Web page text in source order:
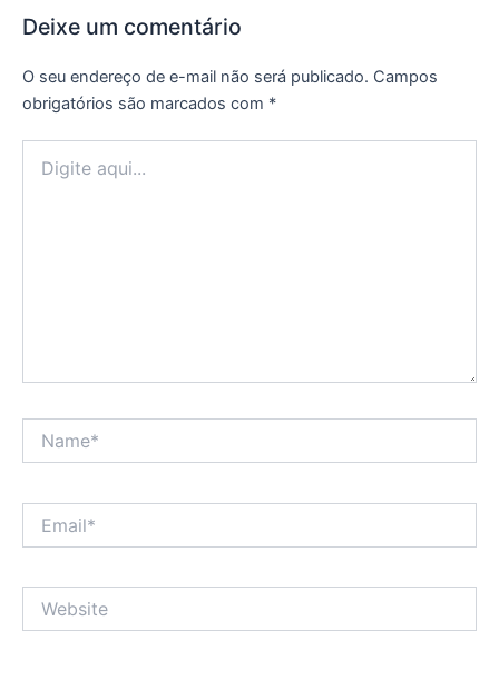
Deixe um comentário
O seu endereço de e-mail não será publicado. Campos
obrigatórios são marcados com *
aqui...